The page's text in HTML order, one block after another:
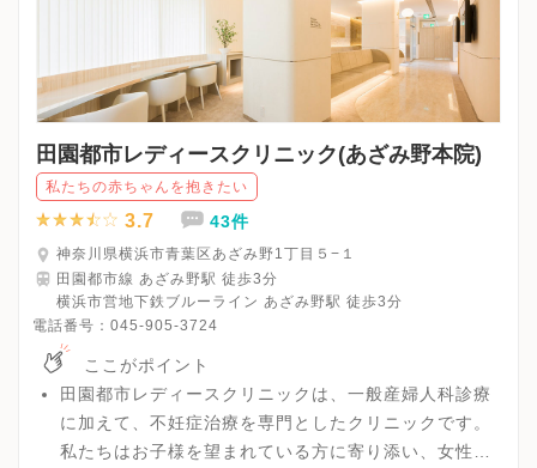
田園都市レディースクリニック(あざみ野本院)
私たちの赤ちゃんを抱きたい
3.7 43件
神奈川県横浜市青葉区あざみ野1丁目５−１
田園都市線 あざみ野駅 徒歩3分
横浜市営地下鉄ブルーライン あざみ野駅 徒歩3分
電話番号： 045-905-3724
ここがポイント
田園都市レディースクリニックは、一般産婦人科診療
に加えて、不妊症治療を専門としたクリニックです。
私たちはお子様を望まれている方に寄り添い、女性に